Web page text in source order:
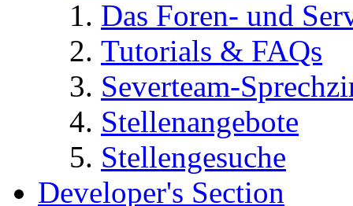
Das Foren- und
Tutorials & FAQs
Severteam-
Stellenangebote
Stellengesuche
Developer's Section